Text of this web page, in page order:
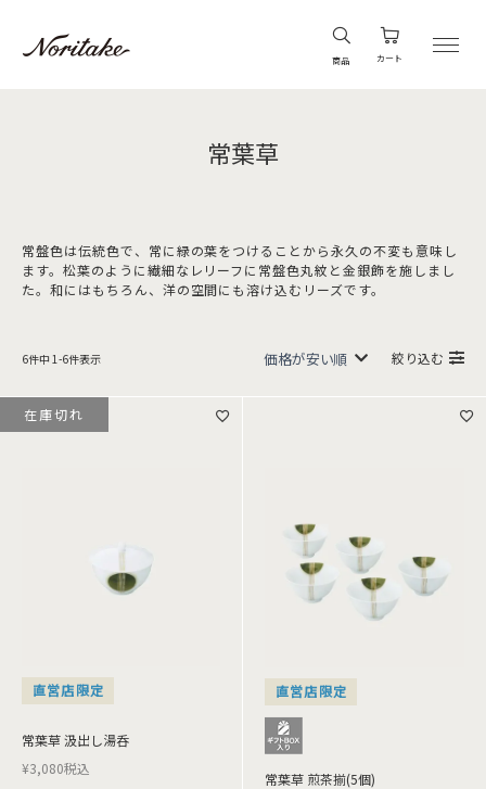
商品 カート
常葉草
常盤色は伝統色で、常に緑の葉をつけることから永久の不変も意味し
ます。松葉のように繊細なレリーフに常盤色丸紋と金銀飾を施しまし
た。和にはもちろん、洋の空間にも溶け込むリーズです。
6件中 1 -6件表示 絞り込む
直営店限定
常葉草 汲出し湯呑
¥3,080税込
在庫切れ
直営店限定
常葉草 煎茶揃(5個)